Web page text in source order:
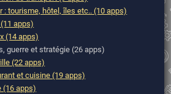
: tourisme, hôtel, îles etc.. (10 apps)
apps)
(14 apps)
guerre et stratégie (26 apps)
(22 apps)
et cuisine (19 apps)
(16 apps)